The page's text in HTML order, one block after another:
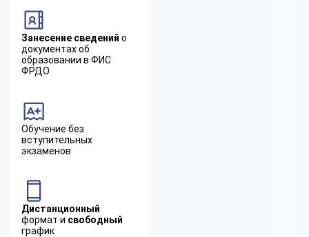
Занесение сведений о
документах об
образовании в ФИС
ФРДО
Обучение без
вступительных
экзаменов
Дистанционный
формат и свободный
график